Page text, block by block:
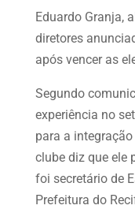
Eduardo Granja,
diretores
após vencer as
Segundo
experiência no
para a
clube diz que ele
foi secretário de
Prefeitura do